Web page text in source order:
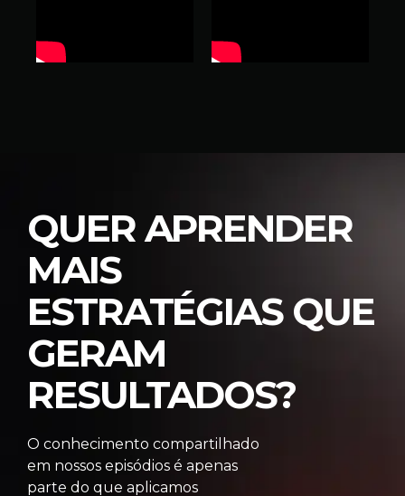
QUER APRENDER
MAIS
ESTRATÉGIAS QUE
GERAM
RESULTADOS?
O conhecimento compartilhado
em nossos episódios é apenas
parte do que aplicamos